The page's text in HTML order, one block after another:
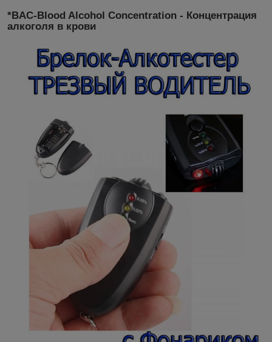
*BAC-Blood Alcohol Concentration - Концентрация
алкоголя в крови